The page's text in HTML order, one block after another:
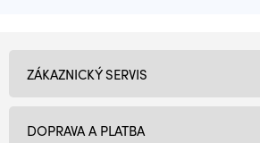
ZÁKAZNICKÝ SERVIS
DOPRAVA A PLATBA